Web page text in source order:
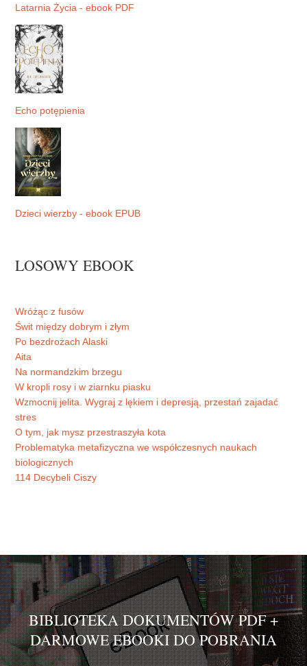
Latarnia Życia - ebook PDF
Echo potępienia
Dzieci wierzby - ebook EPUB
LOSOWY EBOOK
Wróżąc z fusów
Świt między dobrym i złym
Po bezdrożach Alaski
Aita
Na normandzkim brzegu
W kropli rosy i w ziarnku piasku
Wzmocnij jelita. Wygraj z lękiem i depresją, przestań zajadać
stres
O tym, jak mysz przestraszyła kota
Problematyka metafizyczna we współczesnych naukach
biologicznych
114 Decybeli Ciszy
BIBLIOTEKA DOKUMENTÓW PDF +
DARMOWE EBOOKI DO POBRANIA